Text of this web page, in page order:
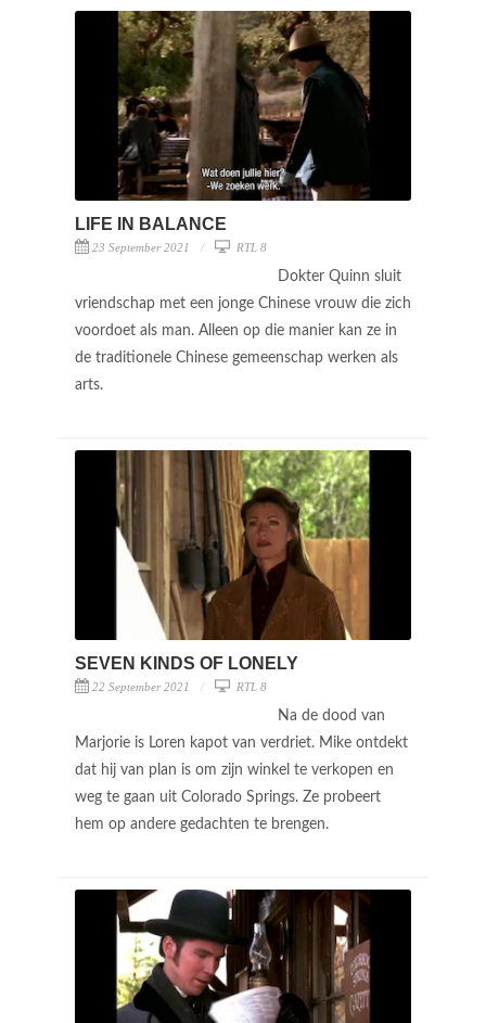
LIFE IN BALANCE
23 September 2021 RTL 8
Dokter Quinn sluit
vriendschap met een jonge Chinese vrouw die zich
voordoet als man. Alleen op die manier kan ze in
de traditionele Chinese gemeenschap werken als
arts.
SEVEN KINDS OF LONELY
22 September 2021 RTL 8
Na de dood van
Marjorie is Loren kapot van verdriet. Mike ontdekt
dat hij van plan is om zijn winkel te verkopen en
weg te gaan uit Colorado Springs. Ze probeert
hem op andere gedachten te brengen.